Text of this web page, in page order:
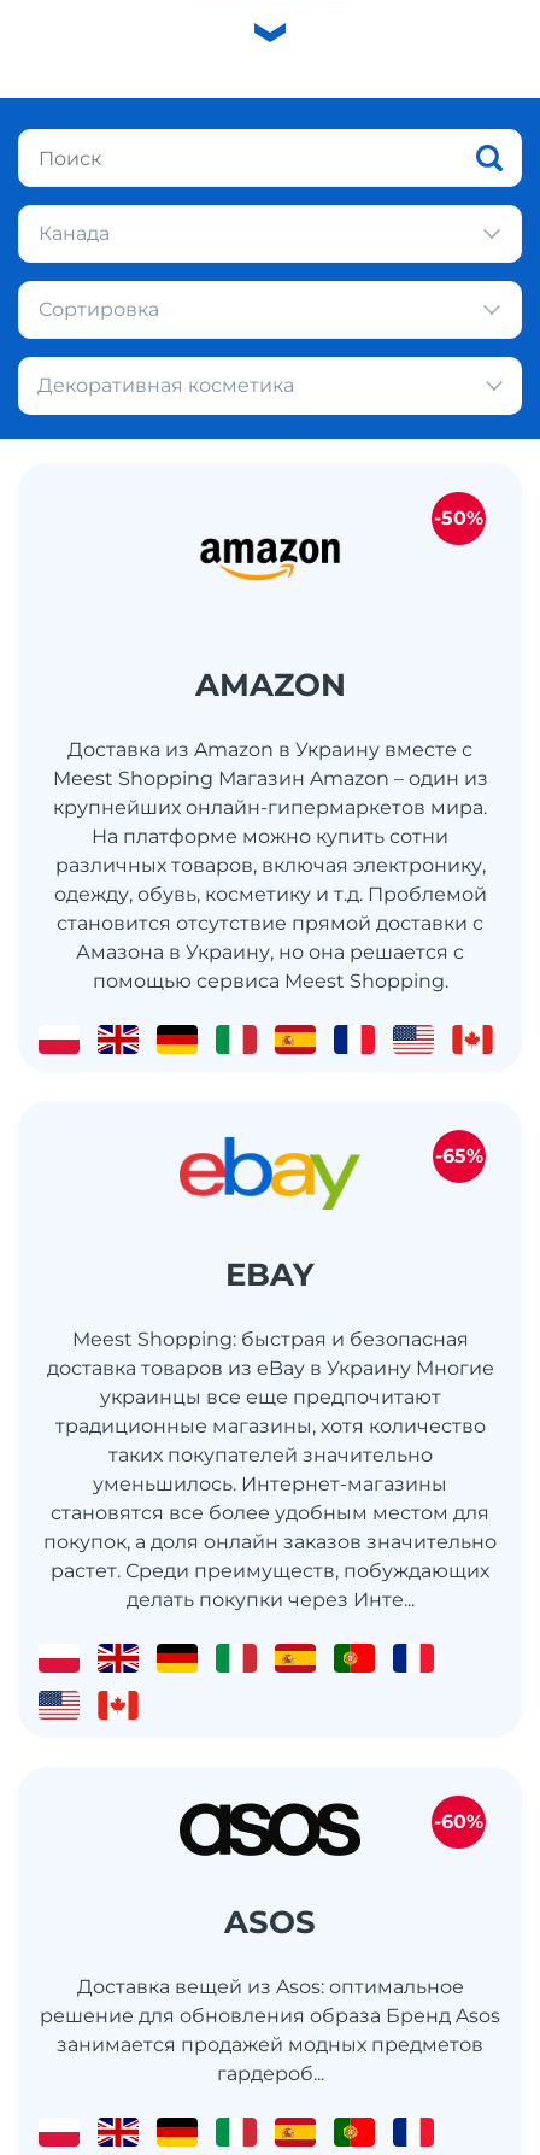
Канада
Сортировка
Декоративная косметика
AMAZON
Доставка из Amazon в Украину вместе с
Meest Shopping Магазин Amazon – один из
крупнейших онлайн-гипермаркетов мира.
На платформе можно купить сотни
различных товаров, включая электронику,
одежду, обувь, косметику и т.д. Проблемой
становится отсутствие прямой доставки с
Амазона в Украину, но она решается с
помощью сервиса Meest Shopping.
-50%
EBAY
Meest Shopping: быстрая и безопасная
доставка товаров из eBay в Украину Многие
украинцы все еще предпочитают
традиционные магазины, хотя количество
таких покупателей значительно
уменьшилось. Интернет-магазины
становятся все более удобным местом для
покупок, а доля онлайн заказов значительно
растет. Среди преимуществ, побуждающих
делать покупки через Инте...
-65%
ASOS
Доставка вещей из Asos: оптимальное
решение для обновления образа Бренд Asos
занимается продажей модных предметов
гардероб...
-60%